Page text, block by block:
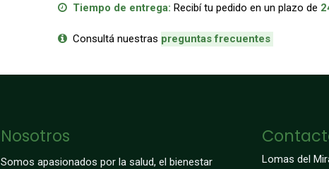
Tiempo de entrega: Recibí tu pedido en un plazo de
Consultá nuestras preguntas frecuentes
Nosotros
Somos apasionados por la salud, el bienestar
Lomas del